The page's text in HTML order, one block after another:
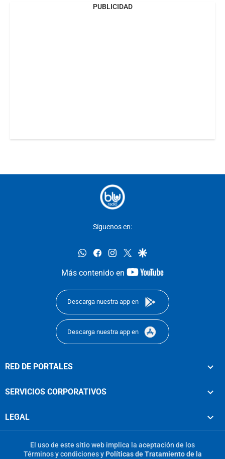
PUBLICIDAD
Síguenos en:
whatsappfacebookinstagram
twittergoogle
Más contenido en
youtube-
Descarga nuestra app en
Descarga nuestra app en
RED DE PORTALES
SERVICIOS CORPORATIVOS
LEGAL
El uso de este sitio web implica la aceptación de los
Términos y condicionesy Políticas de Tratamiento de la